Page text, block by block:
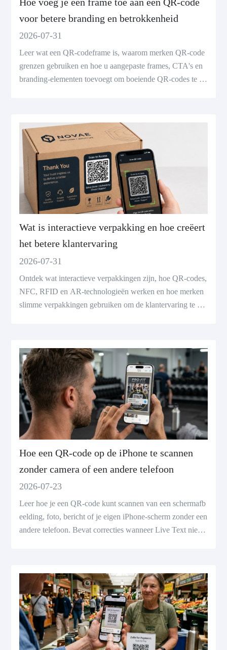
voor betere branding en betrokkenheid
2026-07-31
Leer wat een QR-codeframe is, waarom merken QR-code
grenzen gebruiken en hoe u aangepaste frames, CTA's en
branding-elementen toevoegt om boeiende QR-codes te m
Wat is interactieve verpakking en hoe creëert
het betere klantervaring
2026-07-31
Ontdek wat interactieve verpakkingen zijn, hoe QR-codes,
NFC, RFID en AR-technologieën werken en hoe merken
slimme verpakkingen gebruiken om de klantervaring te ver
Hoe een QR-code op de iPhone te scannen
zonder camera of een andere telefoon
2026-07-23
Leer hoe je een QR-code kunt scannen van een schermafb
eelding, foto, bericht of je eigen iPhone-scherm zonder een
andere telefoon. Bevat correcties wanneer Live Text niet